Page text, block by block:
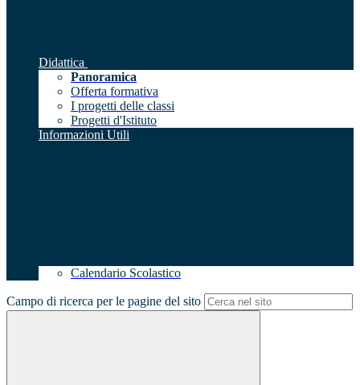
Didattica
Panoramica
Offerta formativa
I progetti delle classi
Progetti d'Istituto
Informazioni Utili
Calendario Scolastico
Campo di ricerca per le pagine del sito